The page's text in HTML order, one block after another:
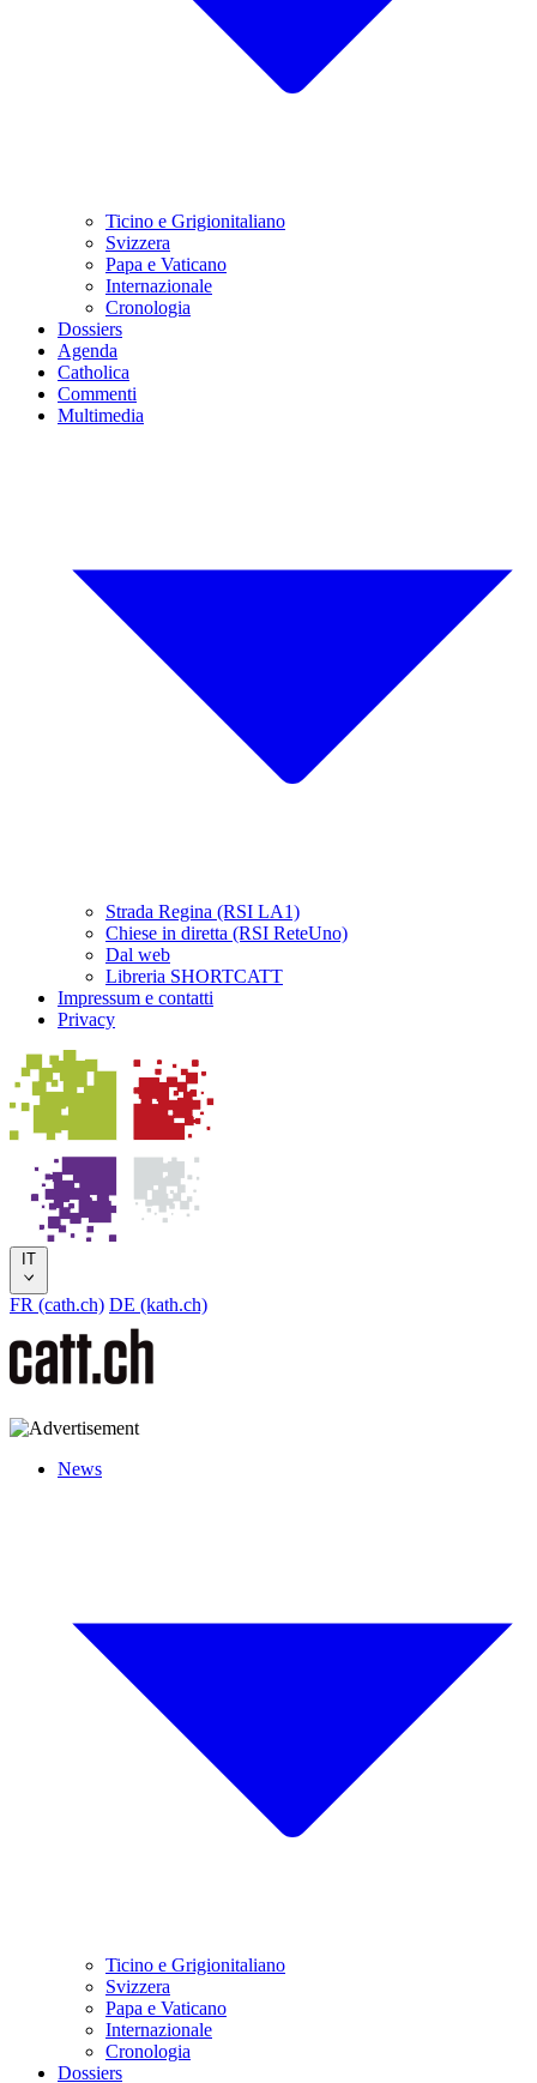
Ticino e Grigionitaliano
Svizzera
Papa e Vaticano
Internazionale
Cronologia
Dossiers
Agenda
Catholica
Commenti
Multimedia
Strada Regina (RSI LA1)
Chiese in diretta (RSI ReteUno)
Dal web
Libreria SHORTCATT
Impressum e contatti
Privacy
IT
FR (cath.ch) DE (kath.ch)
News
Ticino e Grigionitaliano
Svizzera
Papa e Vaticano
Internazionale
Cronologia
Dossiers